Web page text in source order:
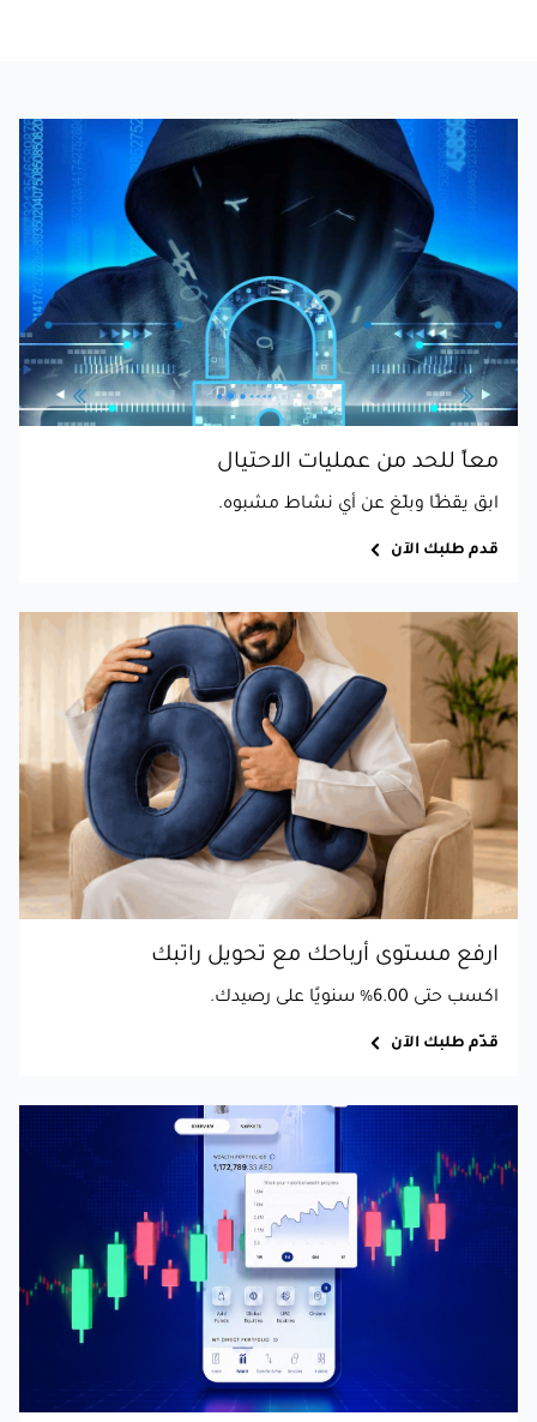
معاً للحد من عمليات الاحتيال
ابق يقظًا وبلّغ عن أي نشاط مشبوه.
قدم طلبك الآن
ارفع مستوى أرباحك مع تحويل راتبك
اكسب حتى 6.00% سنويًا على رصيدك.
قدّم طلبك الآن